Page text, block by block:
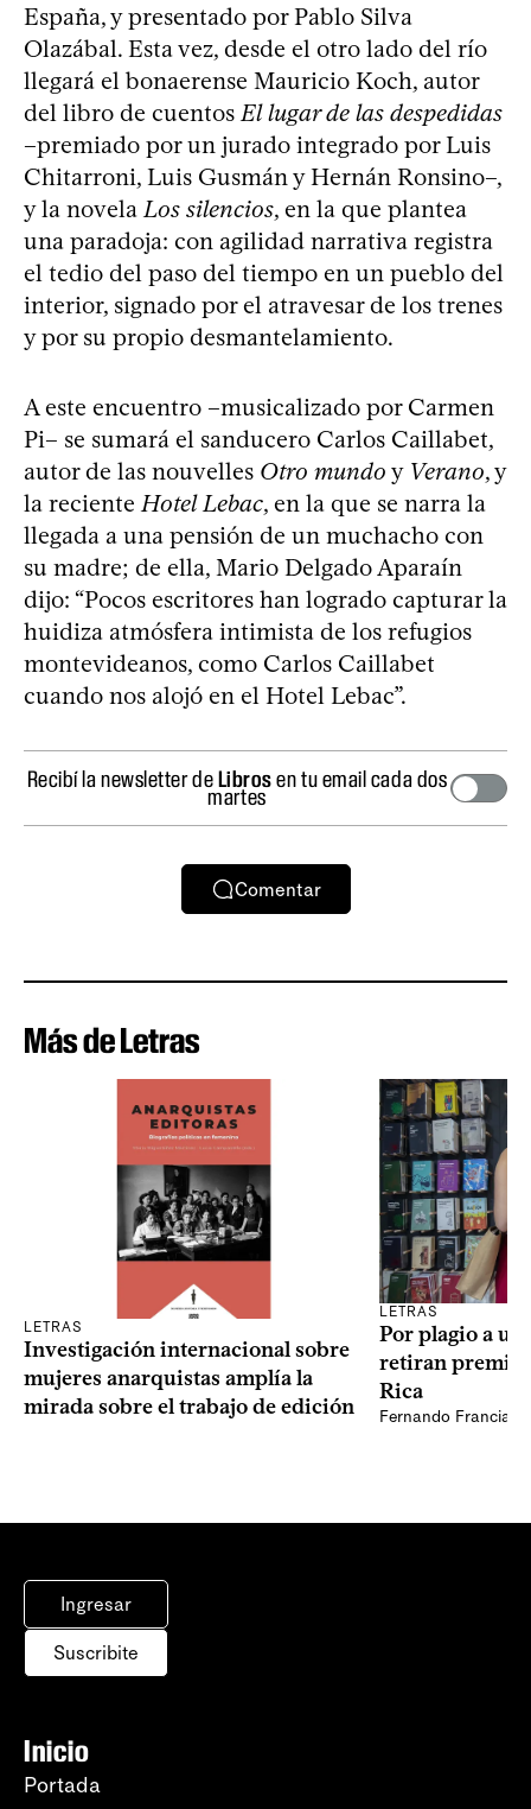
España, y presentado por Pablo Silva
Olazábal. Esta vez, desde el otro lado del río
llegará el bonaerense Mauricio Koch, autor
del libro de cuentosEl lugar de las despedidas
–premiado por un jurado integrado por Luis
Chitarroni, Luis Gusmán y Hernán Ronsino–,
y la novelaLos silencios, en la que plantea
una paradoja: con agilidad narrativa registra
el tedio del paso del tiempo en un pueblo del
interior, signado por el atravesar de los trenes
y por su propio desmantelamiento.
A este encuentro –musicalizado por Carmen
Pi– se sumará el sanducero Carlos Caillabet,
autor de las nouvelles Otro mundo y Verano, y
la recienteHotel Lebac, en la que se narra la
llegada a una pensión de un muchacho con
su madre; de ella, Mario Delgado Aparaín
dijo: “Pocos escritores han logrado capturar la
huidiza atmósfera intimista de los refugios
montevideanos, como Carlos Caillabet
cuando nos alojó en el Hotel Lebac”.
Recibí la newsletter deLibrosen tu email cada dos
martes
Comentar
Más de Letras
LETRAS
Investigación internacional sobre
mujeres anarquistas amplía la
mirada sobre el trabajo de edición
LETRAS
Por plagio a
retiran premio
Rica
Fernando Francia,
Ingresar
Suscribite
Inicio
Portada